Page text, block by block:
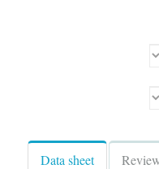
Data sheet